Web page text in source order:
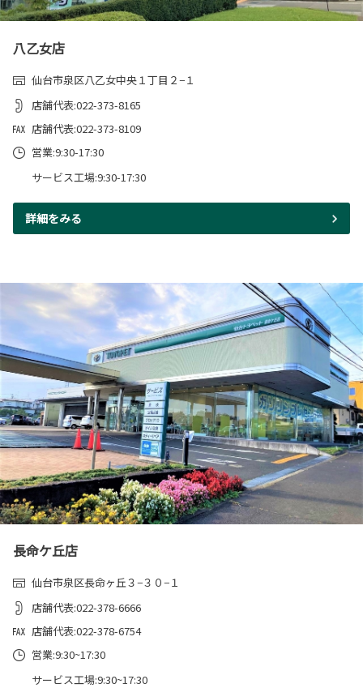
八乙女店
仙台市泉区八乙女中央１丁目２−１
店舗代表:022-373-8165
店舗代表:022-373-8109
営業:9:30-17:30
サービス工場:9:30-17:30
詳細をみる
長命ケ丘店
仙台市泉区長命ヶ丘３−３０−１
店舗代表:022-378-6666
店舗代表:022-378-6754
営業:9:30~17:30
サービス工場:9:30~17:30